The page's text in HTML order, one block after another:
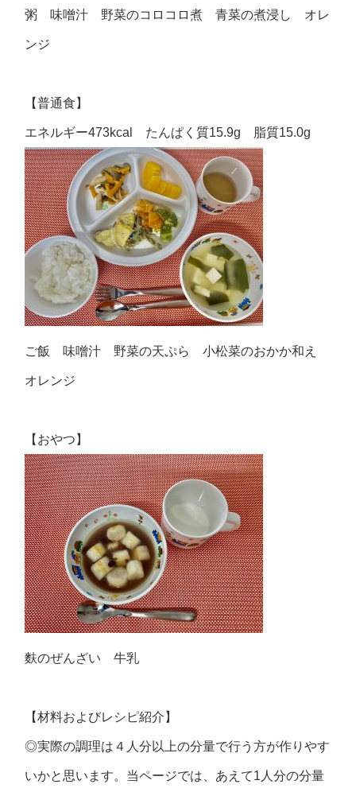
粥 味噌汁 野菜のコロコロ煮 青菜の煮浸し オレ
ンジ
【普通食】
エネルギー473kcal たんぱく質15.9g 脂質15.0g
ご飯 味噌汁 野菜の天ぷら 小松菜のおかか和え
オレンジ
【おやつ】
麩のぜんざい 牛乳
【材料およびレシピ紹介】
◎実際の調理は４人分以上の分量で行う方が作りやす
いかと思います。当ページでは、あえて1人分の分量